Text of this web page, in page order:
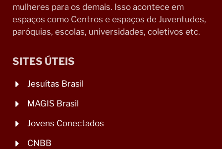
mulheres para os demais. Isso acontece em
espaços como Centros e espaços de Juventudes,
paróquias, escolas, universidades, coletivos etc.
SITES ÚTEIS
Jesuítas Brasil
MAGIS Brasil
Jovens Conectados
CNBB